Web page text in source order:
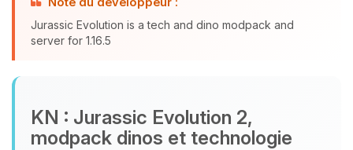
Jurassic Evolution is a tech and dino modpack and
server for 1.16.5
KN : Jurassic Evolution 2,
modpack dinos et technologie
parler ! Moi c’est Choupy, ton petit
assistant BoxToPlay. Dis-moi ce dont
tu as besoin et je vais remuer mes